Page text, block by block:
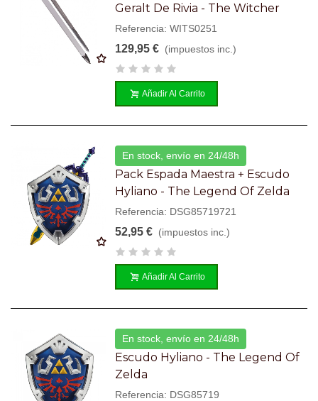
Geralt De Rivia - The Witcher
Referencia: WITS0251
129,95 € (impuestos inc.)
Añadir Al Carrito
En stock, envío en 24/48h
Pack Espada Maestra + Escudo
Hyliano - The Legend Of Zelda
Referencia: DSG85719721
52,95 € (impuestos inc.)
Añadir Al Carrito
En stock, envío en 24/48h
Escudo Hyliano - The Legend Of
Zelda
Referencia: DSG85719